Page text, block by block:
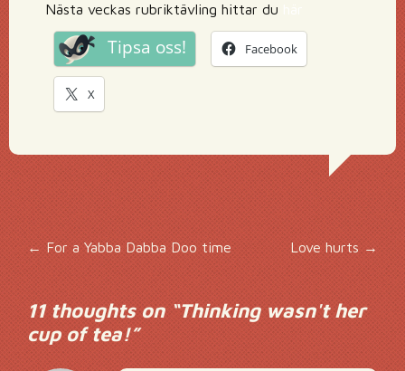
Nästa veckas rubriktävling hittar du
Tipsa oss! Facebook
X
Inläggsnavigering
← For a Yabba Dabba Doo time Love hurts →
11 thoughts on “Thinking wasn't her
cup of tea!”